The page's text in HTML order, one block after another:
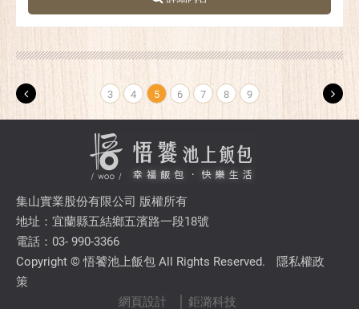
3 4 5 6 7 8 9
集山實業股份有限公司 版權所有
地址：宜蘭縣五結鄉五濱路一段18號
電話：03- 990-3366
Copyright © 悟饕池上飯包 All Rights Reserved.
隱私權政
策
網頁設計
│ 鉅潞科技